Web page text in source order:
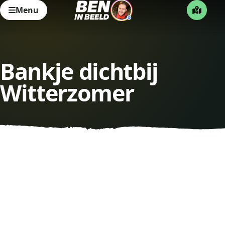
Menu
Bankje dichtbij
Witterzomer